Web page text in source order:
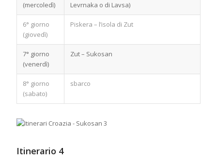
(mercoledì)
Levrnaka o di Lavsa)
6° giorno
(giovedì)
Piskera – l’isola di Zut
7° giorno
(venerdì)
Zut – Sukosan
8° giorno
(sabato)
sbarco
Itinerario 4